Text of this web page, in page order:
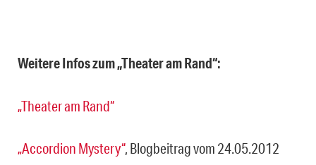
Weitere Infos zum „Theater am Rand“:
„Theater am Rand“
„Accordion Mystery“, Blogbeitrag vom 24.05.2012